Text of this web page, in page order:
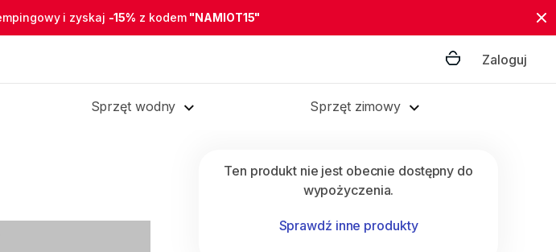
i zyskaj -15% z kodem "NAMIOT15"
Zaloguj
Sprzęt wodny Sprzęt zimowy
Ten produkt nie jest obecnie dostępny do
wypożyczenia.
Sprawdź inne produkty